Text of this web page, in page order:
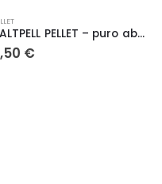
ELETTRICITA'
Tagliaerba elettrico E 300, 1000 W, rosso, larghezza di taglio 30 cm, sacco di raccolta 25 litri Raser Alpina
63,90